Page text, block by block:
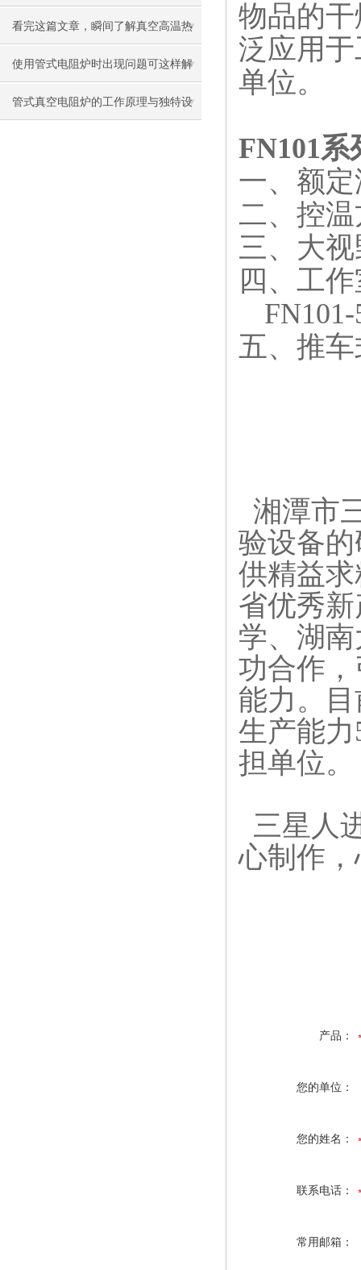
看完这篇文章，瞬间了解真空高温热
压烧结炉了
使用管式电阻炉时出现问题可这样解
决
管式真空电阻炉的工作原理与独特设
物品的
泛应用
单位。
FN101
一、额
二、控
三、大
四、工
五、推
湘潭市
验设备
供精益
省优秀
学、湖
功合作
能力。
生产能
担单位。
三星人
心制作
产品：
您的单位：
您的姓名：
联系电话：
常用邮箱：